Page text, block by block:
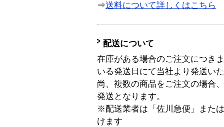
⇒送料について詳しくはこちら
配送について
在庫がある場合のご注文につき
いる発送日にて当社より発送い
尚、複数の商品をご注文の場合
発送となります。
※配送業者は「佐川急便」また
けます